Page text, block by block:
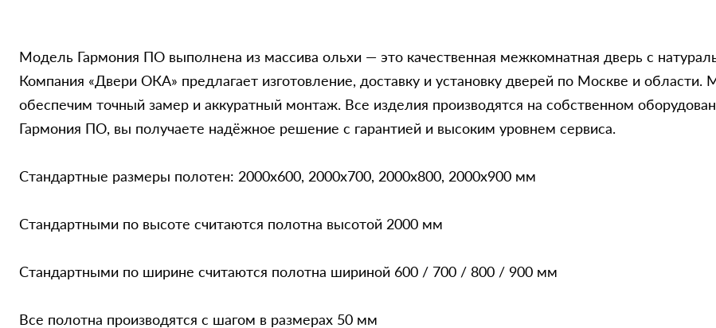
Модель Гармония ПО выполнена из массива ольхи — это качественная межкомнатная дверь с
Компания «Двери ОКА» предлагает изготовление, доставку и установку дверей по Москве и
обеспечим точный замер и аккуратный монтаж. Все изделия производятся на собственном
Гармония ПО, вы получаете надёжное решение с гарантией и высоким уровнем сервиса.
Стандартные размеры полотен: 2000x600, 2000x700, 2000x800, 2000x900 мм
Стандартными по высоте считаются полотна высотой 2000 мм
Стандартными по ширине считаются полотна шириной 600 / 700 / 800 / 900 мм
Все полотна производятся с шагом в размерах 50 мм